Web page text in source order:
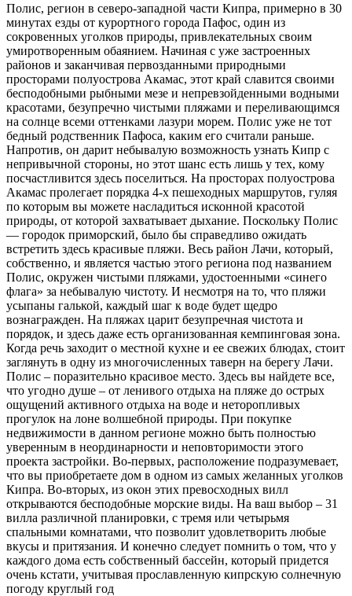
Полис, регион в северо-западной части Кипра, примерно в 30
минутах езды от курортного города Пафос, один из
сокровенных уголков природы, привлекательных своим
умиротворенным обаянием. Начиная с уже застроенных
районов и заканчивая первозданными природными
просторами полуострова Акамас, этот край славится своими
бесподобными рыбными мезе и непревзойденными водными
красотами, безупречно чистыми пляжами и переливающимся
на солнце всеми оттенками лазури морем. Полис уже не тот
бедный родственник Пафоса, каким его считали раньше.
Напротив, он дарит небывалую возможность узнать Кипр с
непривычной стороны, но этот шанс есть лишь у тех, кому
посчастливится здесь поселиться. На просторах полуострова
Акамас пролегает порядка 4-х пешеходных маршрутов, гуляя
по которым вы можете насладиться исконной красотой
природы, от которой захватывает дыхание. Поскольку Полис
— городок приморский, было бы справедливо ожидать
встретить здесь красивые пляжи. Весь район Лачи, который,
собственно, и является частью этого региона под названием
Полис, окружен чистыми пляжами, удостоенными «синего
флага» за небывалую чистоту. И несмотря на то, что пляжи
усыпаны галькой, каждый шаг к воде будет щедро
вознагражден. На пляжах царит безупречная чистота и
порядок, и здесь даже есть организованная кемпинговая зона.
Когда речь заходит о местной кухне и ее свежих блюдах, стоит
заглянуть в одну из многочисленных таверн на берегу Лачи.
Полис – поразительно красивое место. Здесь вы найдете все,
что угодно душе – от ленивого отдыха на пляже до острых
ощущений активного отдыха на воде и неторопливых
прогулок на лоне волшебной природы. При покупке
недвижимости в данном регионе можно быть полностью
уверенным в неординарности и неповторимости этого
проекта застройки. Во-первых, расположение подразумевает,
что вы приобретаете дом в одном из самых желанных уголков
Кипра. Во-вторых, из окон этих превосходных вилл
открываются бесподобные морские виды. На ваш выбор – 31
вилла различной планировки, с тремя или четырьмя
спальными комнатами, что позволит удовлетворить любые
вкусы и притязания. И конечно следует помнить о том, что у
каждого дома есть собственный бассейн, который придется
очень кстати, учитывая прославленную кипрскую солнечную
погоду круглый год